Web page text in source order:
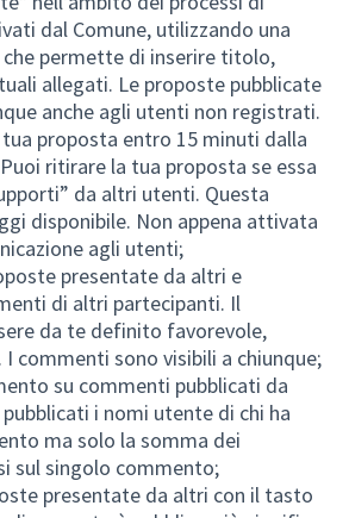
dal Comune, utilizzando una
permette di inserire titolo,
allegati. Le proposte pubblicate
anche agli utenti non registrati.
proposta entro 15 minuti dalla
ritirare la tua proposta se essa
da altri utenti. Questa
disponibile. Non appena attivata
agli utenti;
presentate da altri e
di altri partecipanti. Il
da te definito favorevole,
commenti sono visibili a chiunque;
su commenti pubblicati da
i nomi utente di chi ha
ma solo la somma dei
sul singolo commento;
presentate da altri con il tasto